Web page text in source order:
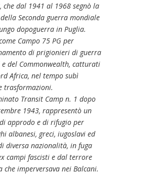
che dal 1941 al 1968 segnò la
Seconda guerra mondiale
dopoguerra in Puglia.
Campo 75 PG per
di prigionieri di guerra
e del Commonwealth, catturati
Africa, nel tempo subì
trasformazioni.
Transit Camp n. 1 dopo
1943, rappresentò un
approdo e di rifugio per
albanesi, greci, iugoslavi ed
diversa nazionalità, in fuga
campi fascisti e dal terrore
che imperversava nei Balcani.